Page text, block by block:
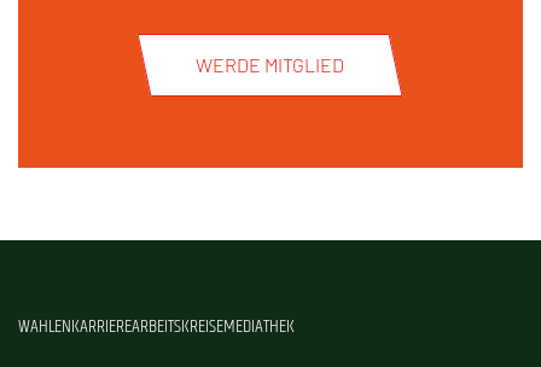
WERDE MITGLIED
WAHLENKARRIEREARBEITSKREISEMEDIATHEK